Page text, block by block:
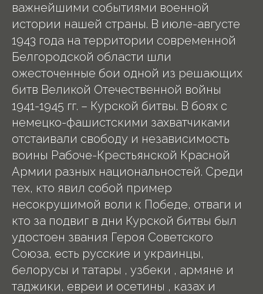
важнейшими событиями военной
истории нашей страны. В июле-августе
1943 года на территории современной
Белгородской области шли
ожесточенные бои одной из решающих
битв Великой Отечественной войны
1941-1945 гг. – Курской битвы. В боях с
немецко-фашистскими захватчиками
отстаивали свободу и независимость
воины Рабоче-Крестьянской Красной
Армии разных национальностей. Среди
тех, кто явил собой пример
несокрушимой воли к Победе, отваги и
кто за подвиг в дни Курской битвы был
удостоен звания Героя Советского
Союза, есть русские и украинцы,
белорусы и татары , узбеки , армяне и
таджики, евреи и осетины , казах и